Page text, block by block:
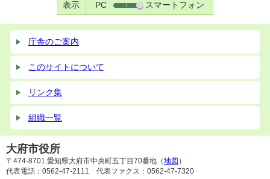
表示 PC スマートフォン
庁舎のご案内
このサイトについて
リンク集
組織一覧
大府市役所
〒474-8701 愛知県大府市中央町五丁目70番地（地図 ）
代表電話：0562-47-2111 代表ファクス：0562-47-7320